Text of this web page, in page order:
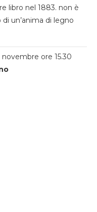
libro nel 1883. non è
un’anima di legno
ore 15.30